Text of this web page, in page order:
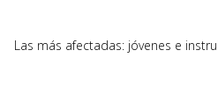
Las más afectadas: jóvenes e